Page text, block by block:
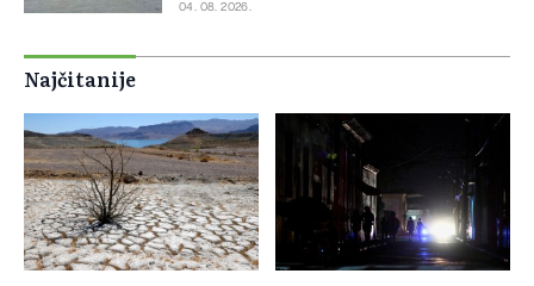
04. 08. 2026.
Najčitanije